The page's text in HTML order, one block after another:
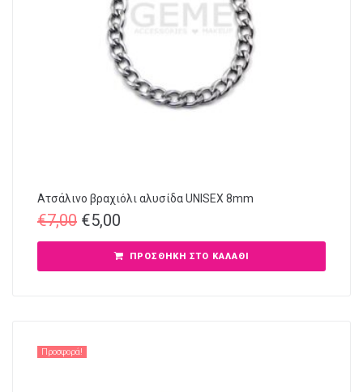
Ατσάλινο βραχιόλι αλυσίδα UNISEX 8mm
€7,00 €5,00
ΠΡΟΣΘΉΚΗ ΣΤΟ ΚΑΛΆΘΙ
Προσφορά!